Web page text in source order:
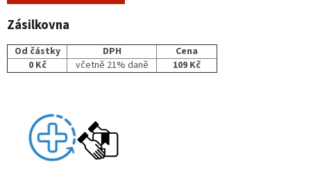
Zásilkovna
Od částky DPH
Cena
0 Kč
včetně 21% daně 109 Kč